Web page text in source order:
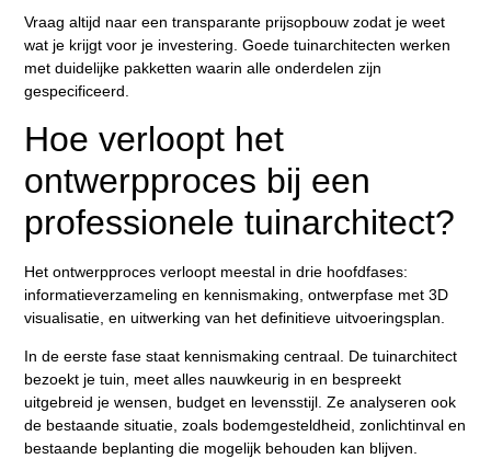
Vraag altijd naar een transparante prijsopbouw zodat je weet
wat je krijgt voor je investering. Goede tuinarchitecten werken
met duidelijke pakketten waarin alle onderdelen zijn
gespecificeerd.
Hoe verloopt het
ontwerpproces bij een
professionele tuinarchitect?
Het ontwerpproces verloopt meestal in drie hoofdfases:
informatieverzameling en kennismaking, ontwerpfase met 3D
visualisatie, en uitwerking van het definitieve uitvoeringsplan.
In de eerste fase staat kennismaking centraal. De tuinarchitect
bezoekt je tuin, meet alles nauwkeurig in en bespreekt
uitgebreid je wensen, budget en levensstijl. Ze analyseren ook
de bestaande situatie, zoals bodemgesteldheid, zonlichtinval en
bestaande beplanting die mogelijk behouden kan blijven.